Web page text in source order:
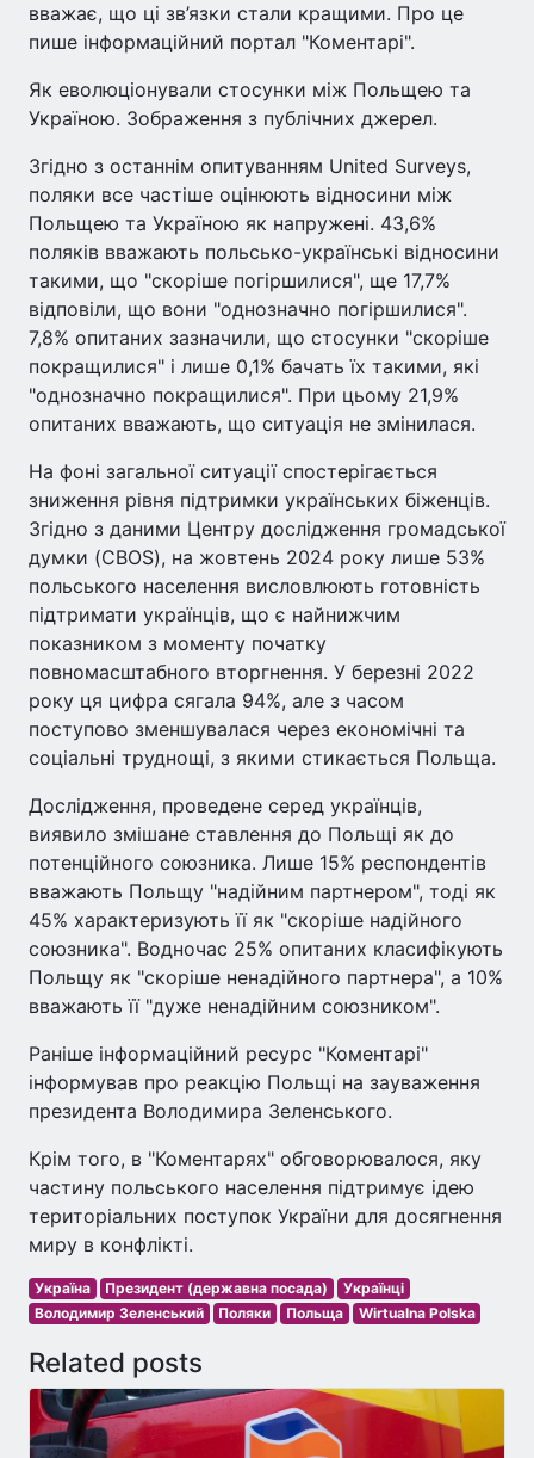
вважає, що ці зв’язки стали кращими. Про це
пише інформаційний портал "Коментарі".
Як еволюціонували стосунки між Польщею та
Україною. Зображення з публічних джерел.
Згідно з останнім опитуванням United Surveys,
поляки все частіше оцінюють відносини між
Польщею та Україною як напружені. 43,6%
поляків вважають польсько-українські відносини
такими, що "скоріше погіршилися", ще 17,7%
відповіли, що вони "однозначно погіршилися".
7,8% опитаних зазначили, що стосунки "скоріше
покращилися" і лише 0,1% бачать їх такими, які
"однозначно покращилися". При цьому 21,9%
опитаних вважають, що ситуація не змінилася.
На фоні загальної ситуації спостерігається
зниження рівня підтримки українських біженців.
Згідно з даними Центру дослідження громадської
думки (CBOS), на жовтень 2024 року лише 53%
польського населення висловлюють готовність
підтримати українців, що є найнижчим
показником з моменту початку
повномасштабного вторгнення. У березні 2022
року ця цифра сягала 94%, але з часом
поступово зменшувалася через економічні та
соціальні труднощі, з якими стикається Польща.
Дослідження, проведене серед українців,
виявило змішане ставлення до Польщі як до
потенційного союзника. Лише 15% респондентів
вважають Польщу "надійним партнером", тоді як
45% характеризують її як "скоріше надійного
союзника". Водночас 25% опитаних класифікують
Польщу як "скоріше ненадійного партнера", а 10%
вважають її "дуже ненадійним союзником".
Раніше інформаційний ресурс "Коментарі"
інформував про реакцію Польщі на зауваження
президента Володимира Зеленського.
Крім того, в "Коментарях" обговорювалося, яку
частину польського населення підтримує ідею
територіальних поступок України для досягнення
миру в конфлікті.
Україна Президент (державна посада)
Українці
Володимир Зеленський
Поляки Польща Wirtualna Polska
Related posts